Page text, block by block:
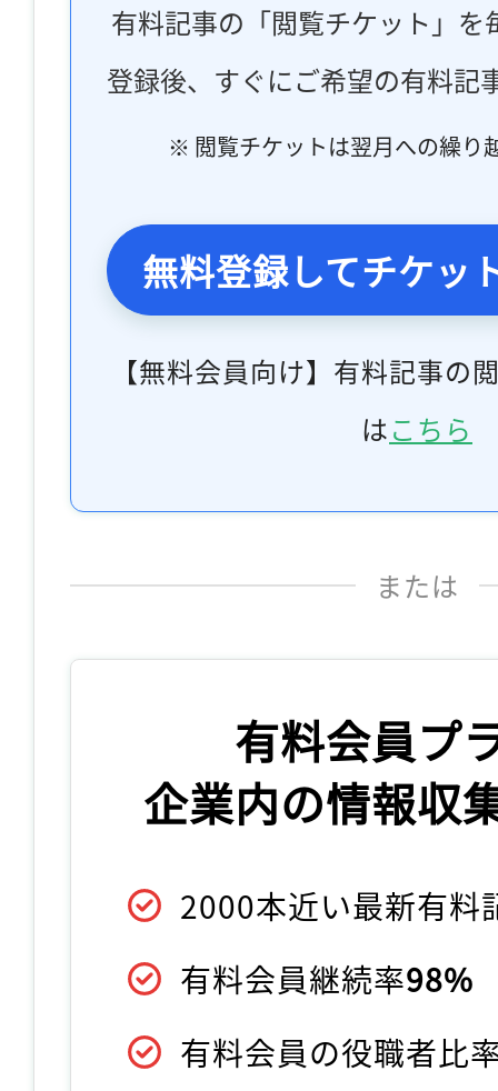
有料記事の「閲覧チケット」
登録後、すぐにご希望の有料記
※ 閲覧チケットは翌月への繰り
無料登録してチケッ
【無料会員向け】有料記事の
はこちら
または
有料会員プ
企業内の情報収
2000本近い最新有料
有料会員継続率98%
有料会員の役職者比